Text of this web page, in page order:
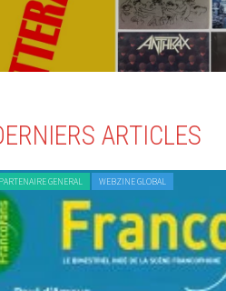
ARTICLES
GENERAL WEBZINE GLOBAL